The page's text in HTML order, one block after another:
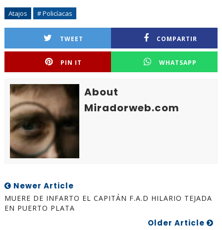
Atajos # Policíacas
TWEET COMPARTIR
PIN IT WHATSAPP
About
Miradorweb.com
Newer Article
MUERE DE INFARTO EL CAPITÁN F.A.D HILARIO TEJADA
EN PUERTO PLATA
Older Article